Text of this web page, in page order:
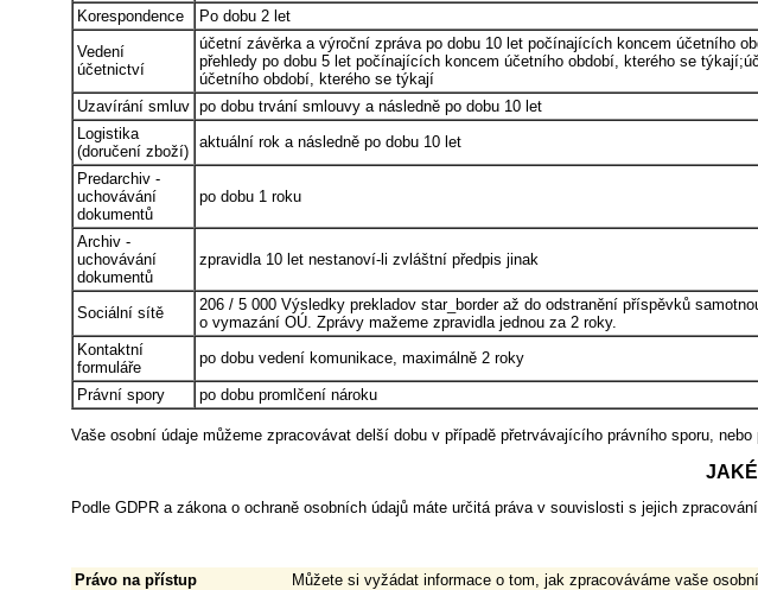
Korespondence
Po dobu 2 let
Vedení
účetnictví
účetní závěrka a výroční zpráva po dobu 10 let počínajících koncem účetního
přehledy po dobu 5 let počínajících koncem účetního období, kterého se
účetního období, kterého se týkají
Uzavírání smluv po dobu trvání smlouvy a následně po dobu 10 let
Logistika
(doručení zboží)
aktuální rok a následně po dobu 10 let
Predarchiv -
uchovávání
dokumentů
po dobu 1 roku
Archiv -
uchovávání
dokumentů
zpravidla 10 let nestanoví-li zvláštní předpis jinak
Sociální sítě
206 / 5 000 Výsledky prekladov star_border až do odstranění příspěvků
o vymazání OÚ. Zprávy mažeme zpravidla jednou za 2 roky.
Kontaktní
formuláře
po dobu vedení komunikace, maximálně 2 roky
Právní spory po dobu promlčení nároku
Vaše osobní údaje můžeme zpracovávat delší dobu v případě přetrvávajícího právního sporu, nebo
Podle GDPR a zákona o ochraně osobních údajů máte určitá práva v souvislosti s jejich
Právo na přístup
Můžete si vyžádat informace o tom, jak zpracováváme vaše